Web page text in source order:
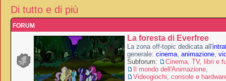
Di tutto e di più
FORUM
La foresta di Everfree
La zona off-topic dedicata all'
generale: cinema, animazione,
Subforum:
Cinema, TV, libri e
Il mondo dell'Animazione,
Videogiochi, console e